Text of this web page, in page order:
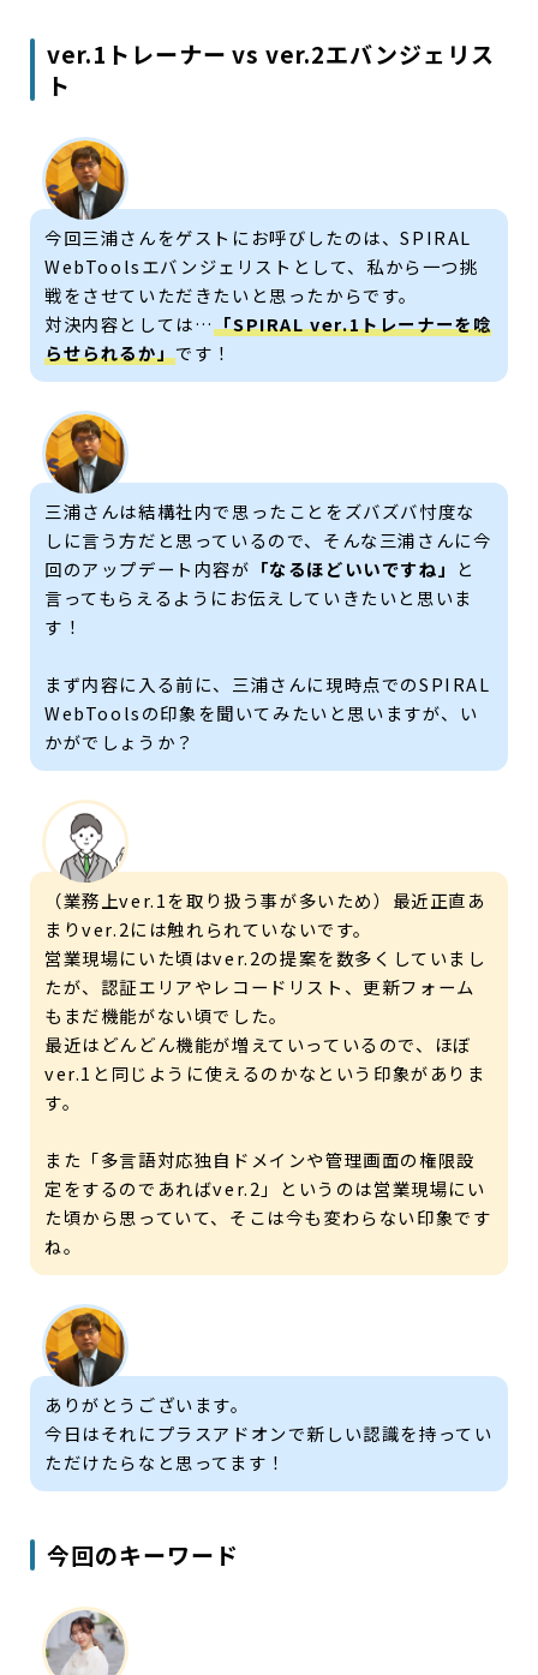
ver.1トレーナー vs ver.2エバンジェリス
ト
今回三浦さんをゲストにお呼びしたのは、SPIRAL
WebToolsエバンジェリストとして、私から一つ挑
戦をさせていただきたいと思ったからです。
対決内容としては…「SPIRAL ver.1トレーナーを唸
らせられるか」です！
三浦さんは結構社内で思ったことをズバズバ忖度な
しに言う方だと思っているので、そんな三浦さんに今
回のアップデート内容が 「なるほどいいですね」
と
言ってもらえるようにお伝えしていきたいと思いま
す！
まず内容に入る前に、三浦さんに現時点でのSPIRAL
WebToolsの印象を聞いてみたいと思いますが、い
かがでしょうか？
（業務上ver.1を取り扱う事が多いため）最近正直あ
まりver.2には触れられていないです。
営業現場にいた頃はver.2の提案を数多くしていまし
たが、認証エリアやレコードリスト、更新フォーム
もまだ機能がない頃でした。
最近はどんどん機能が増えていっているので、ほぼ
ver.1と同じように使えるのかなという印象がありま
す。
また「多言語対応独自ドメインや管理画面の権限設
定をするのであればver.2」というのは営業現場にい
た頃から思っていて、そこは今も変わらない印象です
ね。
ありがとうございます。
今日はそれにプラスアドオンで新しい認識を持ってい
ただけたらなと思ってます！
今回のキーワード